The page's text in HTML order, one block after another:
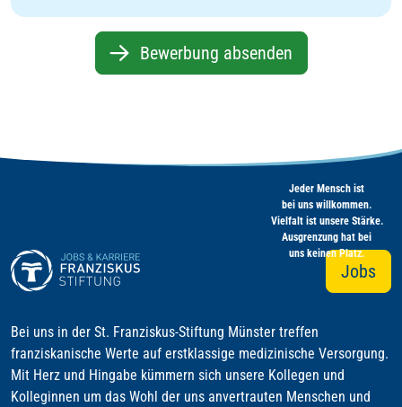
Bewerbung absenden
Jeder Mensch ist
bei uns willkommen.
Vielfalt ist unsere Stärke.
Ausgrenzung hat bei
uns keinen Platz.
Jobs
Bei uns in der St. Franziskus-Stiftung Münster treffen
franziskanische Werte auf erstklassige medizinische Versorgung.
Mit Herz und Hingabe kümmern sich unsere Kollegen und
Kolleginnen um das Wohl der uns anvertrauten Menschen und